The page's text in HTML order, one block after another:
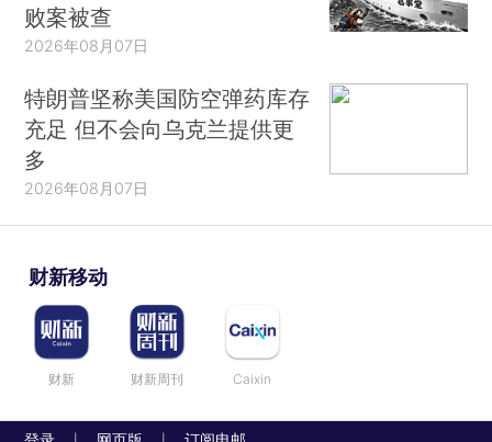
败案被查
2026年08月07日
特朗普坚称美国防空弹药库存
充足 但不会向乌克兰提供更
多
2026年08月07日
财新移动
财新 财新周刊 Caixin